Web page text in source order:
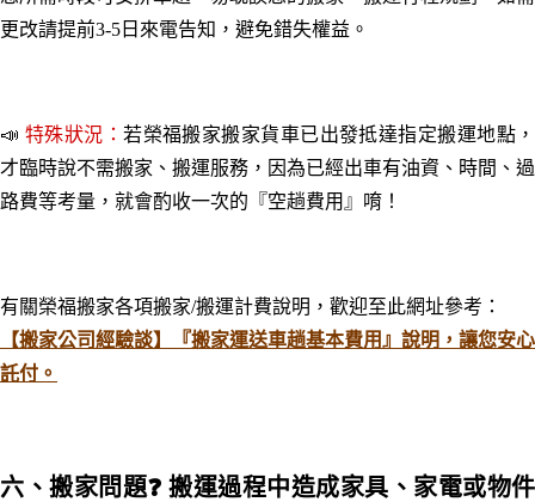
更改請提前3-5日來電告知 ，避免錯失權益。
📣 特殊狀況：若榮福搬家搬家貨車已出發抵達指定搬運地點，
才臨時說不需搬家、搬運服務， 因為已經出車有油資、時間、過
路費等考量， 就會酌收一次的『空趟費用』唷！
有關榮福搬家各項搬家/搬運計費說明，歡迎至此網址參考：
【搬家公司經驗談】『搬家運送車趟基本費用』說明，讓您安心
託付。
六、搬家問題❓ 搬運過程中造成家具、家電或物件